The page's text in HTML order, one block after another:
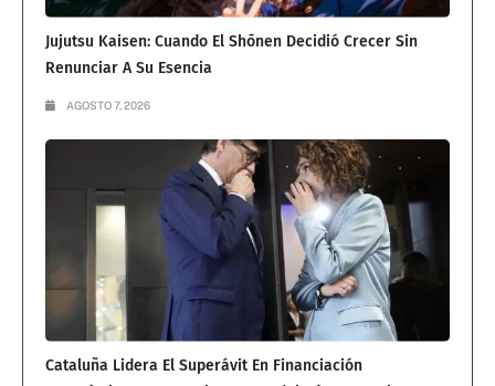
Jujutsu Kaisen: Cuando El Shōnen Decidió Crecer Sin
Renunciar A Su Esencia
AGOSTO 7, 2026
Cataluña Lidera El Superávit En Financiación